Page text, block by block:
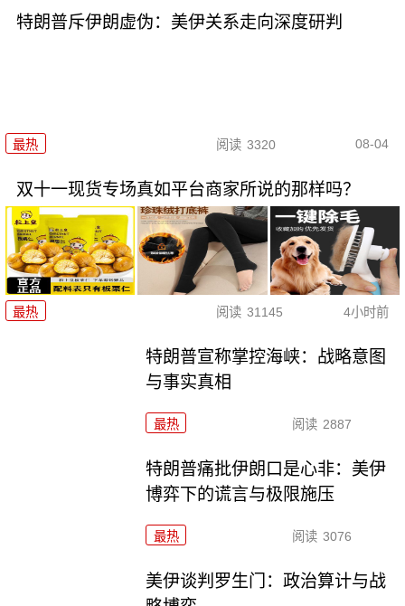
特朗普斥伊朗虚伪：美伊关系走向深度研判
最热 阅读 3320 08-04
双十一现货专场真如平台商家所说的那样吗？
最热 阅读 31145 4小时前
特朗普宣称掌控海峡：战略意图
与事实真相
最热 阅读 2887
特朗普痛批伊朗口是心非：美伊
博弈下的谎言与极限施压
最热 阅读 3076
美伊谈判罗生门：政治算计与战